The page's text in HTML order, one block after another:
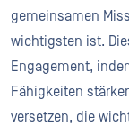
gemeinsamen
wichtigsten ist.
Engagement,
Fähigkeiten
versetzen, die